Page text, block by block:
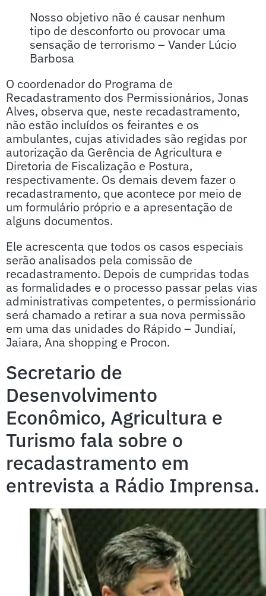
Nosso objetivo não é causar nenhum
tipo de desconforto ou provocar uma
sensação de terrorismo – Vander Lúcio
Barbosa
O coordenador do Programa de
Recadastramento dos Permissionários, Jonas
Alves, observa que, neste recadastramento,
não estão incluídos os feirantes e os
ambulantes, cujas atividades são regidas por
autorização da Gerência de Agricultura e
Diretoria de Fiscalização e Postura,
respectivamente. Os demais devem fazer o
recadastramento, que acontece por meio de
um formulário próprio e a apresentação de
alguns documentos.
Ele acrescenta que todos os casos especiais
serão analisados pela comissão de
recadastramento. Depois de cumpridas todas
as formalidades e o processo passar pelas vias
administrativas competentes, o permissionário
será chamado a retirar a sua nova permissão
em uma das unidades do Rápido – Jundiaí,
Jaiara, Ana shopping e Procon.
Secretario de
Desenvolvimento
Econômico, Agricultura e
Turismo fala sobre o
recadastramento em
entrevista a Rádio Imprensa.